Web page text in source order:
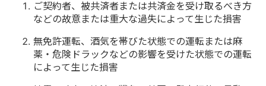
ご契約者、被共済者または共済金を受け取るべき方
などの故意または重大な過失によって生じた損害
無免許運転、酒気を帯びた状態での運転または麻
薬・危険ドラックなどの影響を受けた状態での運転
によって生じた損害